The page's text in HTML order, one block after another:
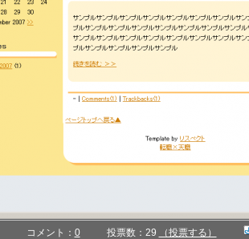
コメント： 0 投票数：29 （投票する）